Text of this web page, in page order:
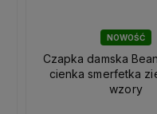
NOWOŚĆ
Czapka damska
cienka smerfetka
wzory